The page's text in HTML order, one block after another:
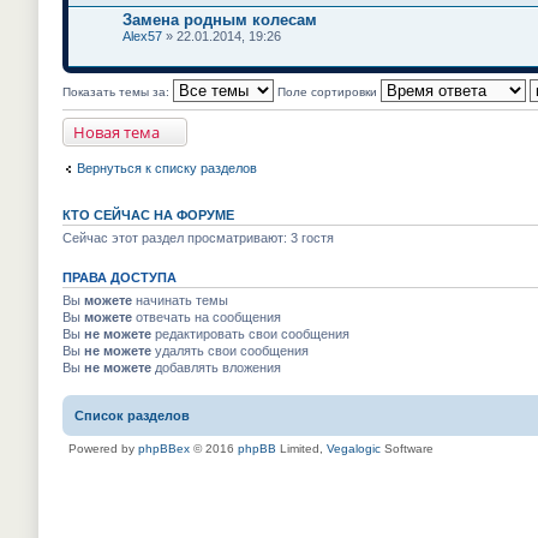
Замена родным колесам
Alex57 » 22.01.2014, 19:26
Показать темы за: Поле сортировки
Новая тема
Вернуться к списку разделов
КТО СЕЙЧАС НА ФОРУМЕ
Сейчас этот раздел просматривают: 3 гостя
ПРАВА ДОСТУПА
Вы можете начинать темы
Вы можете отвечать на сообщения
Вы не можете редактировать свои сообщения
Вы не можете удалять свои сообщения
Вы не можете добавлять вложения
Список разделов
Powered by phpBBex © 2016 phpBB Limited, Vegalogic Software